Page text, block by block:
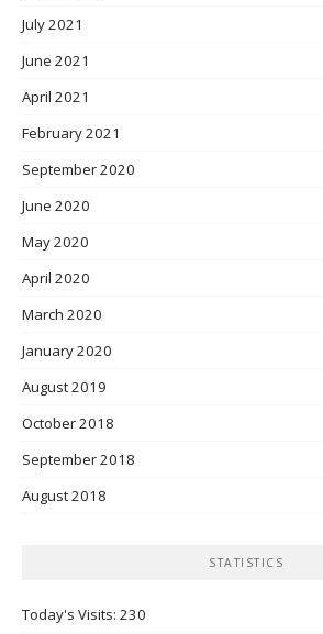
July 2021
June 2021
April 2021
February 2021
September 2020
June 2020
May 2020
April 2020
March 2020
January 2020
August 2019
October 2018
September 2018
August 2018
STATISTICS
Today's Visits: 230